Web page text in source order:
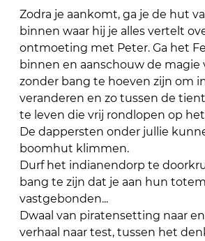
Zodra je aankomt, ga je de hut
binnen waar hij je alles vertelt
ontmoeting met Peter. Ga het
binnen en aanschouw de magie
zonder bang te hoeven zijn om
veranderen en zo tussen de
te leven die vrij rondlopen op
De dappersten onder jullie
boomhut klimmen.
Durf het indianendorp te
bang te zijn dat je aan hun
vastgebonden...
Dwaal van piratensetting naar
verhaal naar test, tussen het